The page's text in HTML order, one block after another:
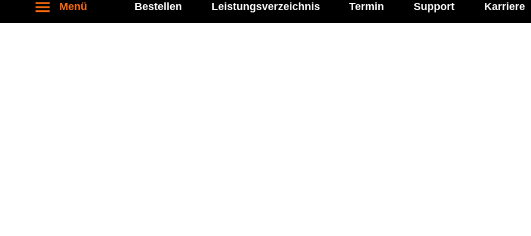
Menü Bestellen Leistungsverzeichnis Termin Support Karriere